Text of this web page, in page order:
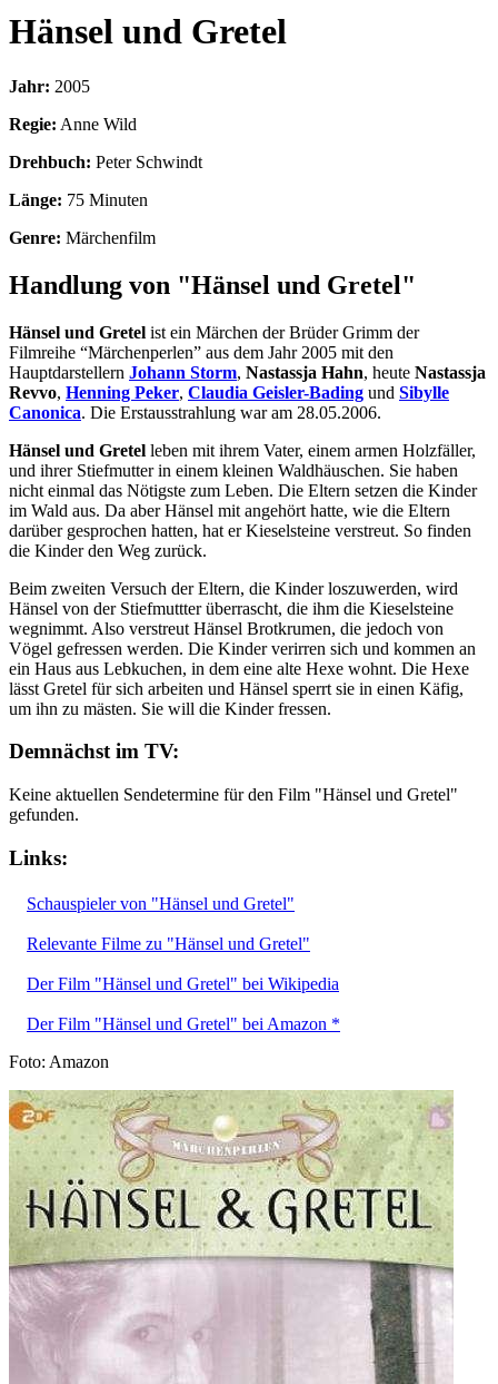
Hänsel und Gretel
Jahr: 2005
Regie: Anne Wild
Drehbuch: Peter Schwindt
Länge: 75 Minuten
Genre: Märchenfilm
Handlung von "Hänsel und Gretel"
Hänsel und Gretel ist ein Märchen der Brüder Grimm der
Filmreihe “Märchenperlen” aus dem Jahr 2005 mit den
Hauptdarstellern Johann Storm, Nastassja Hahn, heute Nastassja
Revvo, Henning Peker, Claudia Geisler-Bading und Sibylle
Canonica. Die Erstausstrahlung war am 28.05.2006.
Hänsel und Gretel leben mit ihrem Vater, einem armen Holzfäller,
und ihrer Stiefmutter in einem kleinen Waldhäuschen. Sie haben
nicht einmal das Nötigste zum Leben. Die Eltern setzen die Kinder
im Wald aus. Da aber Hänsel mit angehört hatte, wie die Eltern
darüber gesprochen hatten, hat er Kieselsteine verstreut. So finden
die Kinder den Weg zurück.
Beim zweiten Versuch der Eltern, die Kinder loszuwerden, wird
Hänsel von der Stiefmuttter überrascht, die ihm die Kieselsteine
wegnimmt. Also verstreut Hänsel Brotkrumen, die jedoch von
Vögel gefressen werden. Die Kinder verirren sich und kommen an
ein Haus aus Lebkuchen, in dem eine alte Hexe wohnt. Die Hexe
lässt Gretel für sich arbeiten und Hänsel sperrt sie in einen Käfig,
um ihn zu mästen. Sie will die Kinder fressen.
Demnächst im TV:
Keine aktuellen Sendetermine für den Film "Hänsel und Gretel"
gefunden.
Links:
Schauspieler von "Hänsel und Gretel"
Relevante Filme zu "Hänsel und Gretel"
Der Film "Hänsel und Gretel" bei Wikipedia
Der Film "Hänsel und Gretel" bei Amazon *
Foto: Amazon